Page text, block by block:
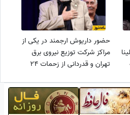
حضور داریوش ارجمند در یکی از
مراکز شرکت توزیع نیروی برق
تهران و قدردانی از زحمات 24